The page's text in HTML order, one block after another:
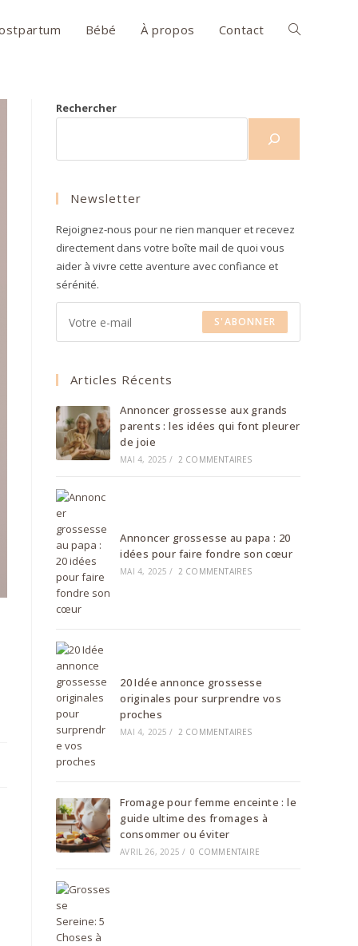
Bébé À propos Contact Toggle
Rechercher
Newsletter
Rejoignez-nous pour ne rien manquer et recevez
directement dans votre boîte mail de quoi vous
aider à vivre cette aventure avec confiance et
sérénité.
S'ABONNER
Articles Récents
Annoncer grossesse aux grands
parents : les idées qui font pleurer
de joie
MAI 4, 2025 / 2 COMMENTAIRES
Annoncer grossesse au papa : 20
idées pour faire fondre son cœur
MAI 4, 2025 / 2 COMMENTAIRES
20 Idée annonce grossesse
originales pour surprendre vos
proches
MAI 4, 2025 / 2 COMMENTAIRES
Fromage pour femme enceinte : le
guide ultime des fromages à
consommer ou éviter
AVRIL 26, 2025 / 0 COMMENTAIRE